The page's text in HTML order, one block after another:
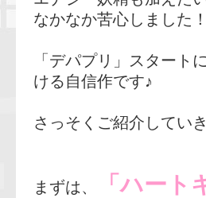
なかなか苦心しました！
「デパプリ」スタート
ける自信作です♪
さっそくご紹介してい
まずは、 「ハー